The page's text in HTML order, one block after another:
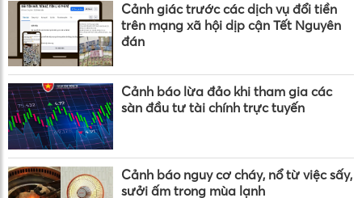
Cảnh giác trước các dịch vụ đổi tiền
trên mạng xã hội dịp cận Tết Nguyên
đán
Cảnh báo lừa đảo khi tham gia các
sàn đầu tư tài chính trực tuyến
Cảnh báo nguy cơ cháy, nổ từ việc sấy,
sưởi ấm trong mùa lạnh